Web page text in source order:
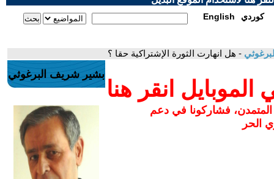
English كوردي
- هل انهارت الثورة الإشتراكية حقا ؟
انقر هنا
المتمدن، فشاركونا في دعم
الحر
بشير شريف البرغوثي